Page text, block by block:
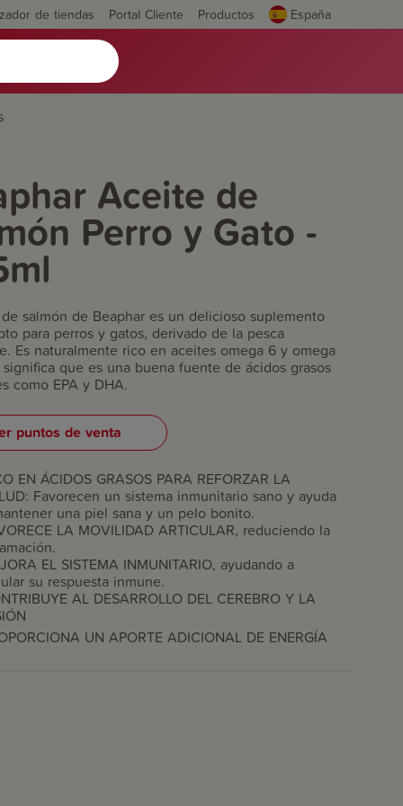
de tiendas Portal Cliente Productos España
Aceite de
Perro y Gato -
salmón de Beaphar es un delicioso suplemento
para perros y gatos, derivado de la pesca
Es naturalmente rico en aceites omega 6 y omega
que es una buena fuente de ácidos grasos
como EPA y DHA.
puntos de venta
EN ÁCIDOS GRASOS PARA REFORZAR LA
Favorecen un sistema inmunitario sano y ayuda
una piel sana y un pelo bonito.
LA MOVILIDAD ARTICULAR, reduciendo la
EL SISTEMA INMUNITARIO, ayudando a
su respuesta inmune.
AL DESARROLLO DEL CEREBRO Y LA
UN APORTE ADICIONAL DE ENERGÍA